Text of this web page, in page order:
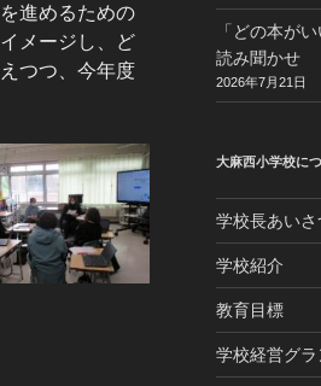
進めるための
メージし、ど
つつ、今年度
「どの本が
読み聞かせ
2026年7月21日
大麻西小学校に
学校長あいさ
学校紹介
教育目標
学校経営グ